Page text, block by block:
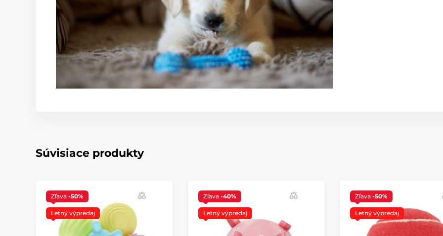
Súvisiace produkty
Zľava -50%
Letný výpredaj
Zľava -40%
Letný výpredaj
Zľava -50%
Letný výpredaj